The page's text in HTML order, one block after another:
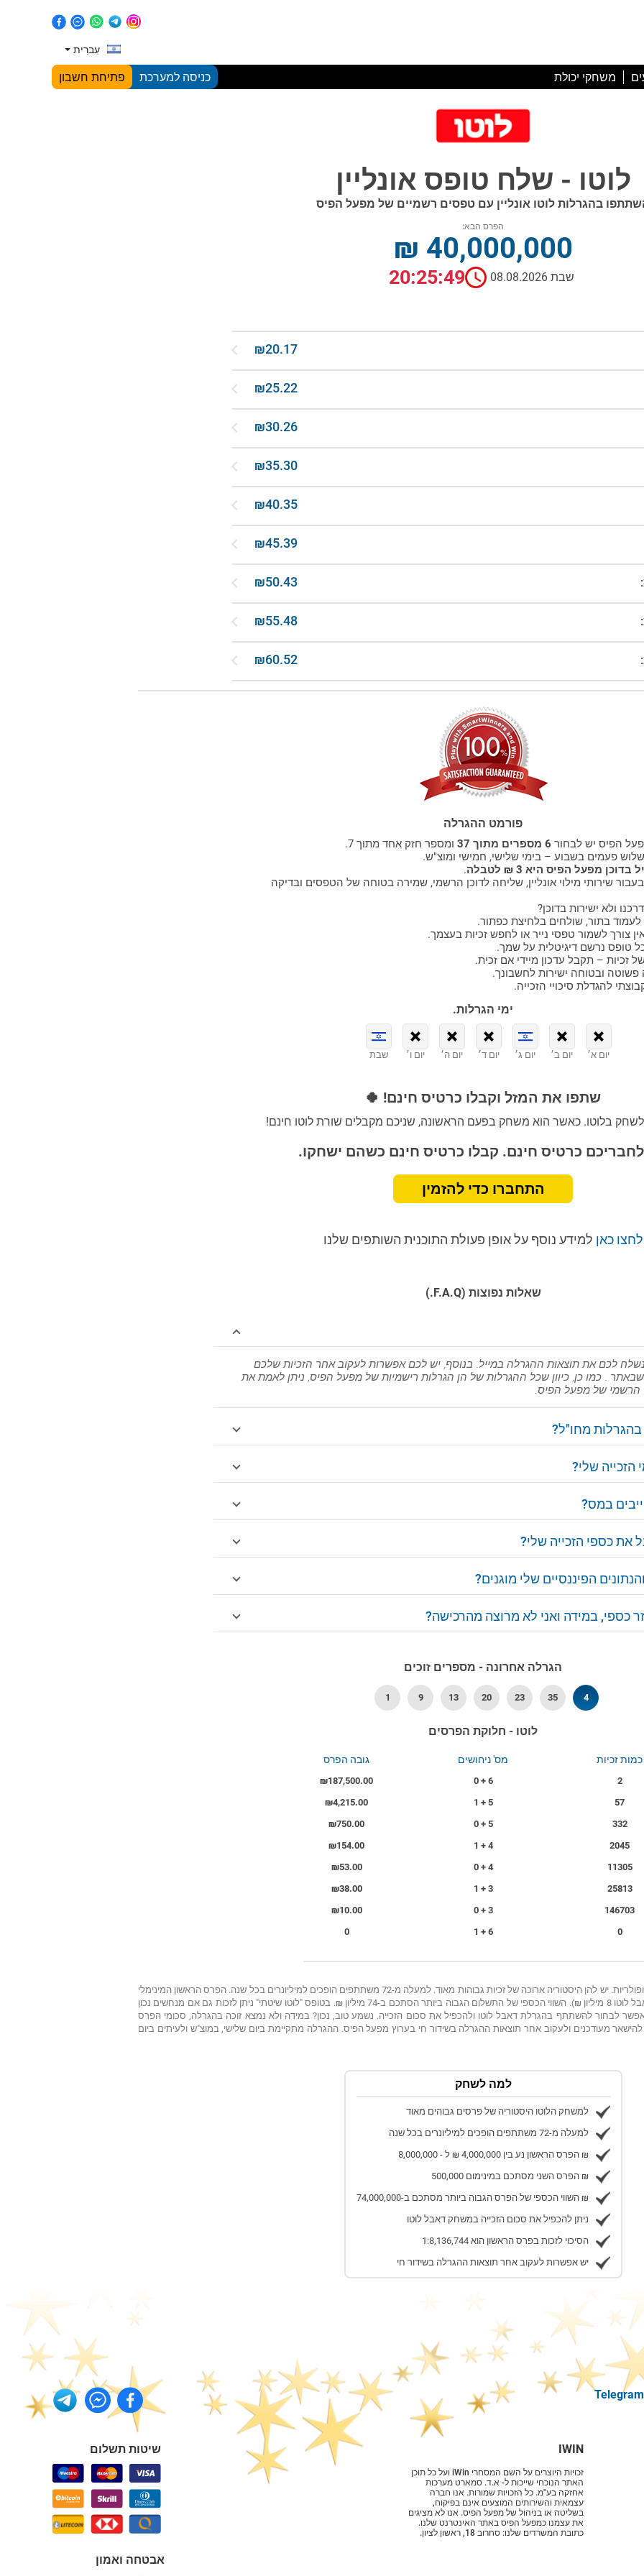
עִברִית
משחקי יכולת כניסה למערכת פתיחת חשבון
לוטו - שלח טופס אונליין
בהגרלות לוטו אונליין עם טפסים רשמיים של מפעל הפיס
הפרס הבא:
₪ 40,000,000
שבת 08.08.2026 20:25:48
₪20.17
₪25.22
₪30.26
₪35.30
₪40.35
₪45.39
₪50.43
₪55.48
₪60.52
₪90.78
₪121.04
₪151.30
₪181.56
₪186.61
פורמט ההגרלה
הפיס יש לבחור 6 מספרים מתוך 37
ומספר חזק אחד מתוך 7.
פעמים בשבוע – בימי שלישי, חמישי ומוצ"ש.
מפעל הפיס היא 3 ₪ לטבלה
.
שירותי מילוי אונליין, שליחה לדוכן הרשמי, שמירה בטוחה של הטפסים ובדיקה
ולא ישירות בדוכן?
לעמוד בתור, שולחים בלחיצת כפתור.
צורך לשמור טפסי נייר או לחפש זכיות בעצמך.
טופס נרשם דיגיטלית על שמך.
זכיות – תקבל עדכון מיידי אם זכית.
פשוטה ובטוחה ישירות לחשבונך.
להגדלת סיכויי הזכייה.
ימי הגרלות.
יום א׳ יום ב׳ יום ג׳ יום ד׳ יום ה׳ יום ו׳ שבת
שתפו את המזל וקבלו כרטיס חינם! 🍀
לשחק בלוטו. כאשר הוא משחק בפעם הראשונה, שניכם מקבלים שורת לוטו חינם!
לחבריכם כרטיס חינם. קבלו כרטיס חינם כשהם ישחקו.
התחברו כדי להזמין
לחצו כאן למידע נוסף על אופן פעולת התוכנית השותפים שלנו
שאלות נפוצות (F.A.Q.)
לכם את תוצאות ההגרלה במייל. בנוסף, יש לכם אפשרות לעקוב אחר הזכיות שלכם
. כמו כן, כיוון שכל ההגרלות של הן הגרלות רישמיות של מפעל הפיס, ניתן לאמת את
הרשמי של מפעל הפיס.
מחו"ל?
הזכייה שלי?
במס?
כספי הזכייה שלי?
הפיננסיים שלי מוגנים?
כספי, במידה ואני לא מרוצה מהרכישה?
הגרלה אחרונה - מספרים זוכים
1 9 13 20 23 35 4
לוטו - חלוקת הפרסים
כמות זכיות מס' ניחושים גובה הפרס
2
57
332
2045
11305
25813
146703
0
6 + 0
5 + 1
5 + 0
4 + 1
4 + 0
3 + 1
3 + 0
6 + 1
₪187,500.00
₪4,215.00
₪750.00
₪154.00
₪53.00
₪38.00
₪10.00
0
לא פלא שהגרלות הלוטו של מפעל הפיס כל כך פופולריות. יש להן היסטוריה ארוכה של זכיות גבוהות מאוד. למעלה מ-72 משתתפים הופכים למיליונרים בכל שנה. הפרס הראשון המינימלי
בו ניתן לזכות במשחק הלוטו הוא 4 מיליון ₪ (ובדאבל לוטו 8 מיליון ₪). השווי הכספי של התשלום הגבוה ביותר הסתכם ב-74 מיליון ₪. בטופס "לוטו שיטתי" ניתן לזכות גם אם מנחשים נכון
אפשר לבחור להשתתף בהגרלת דאבל לוטו ולהכפיל את סכום הזכייה. נשמע טוב, נכון? במידה ולא נמצא זוכה בהגרלה, סכומי הפרס
מעודכנים ולעקוב אחר תוצאות ההגרלה בשידור חי בערוץ מפעל הפיס. ההגרלה מתקיימת ביום שלישי, במוצ"ש ולעיתים ביום
למה לשחק
למשחק הלוטו היסטוריה של פרסים גבוהים מאוד
למעלה מ-72 משתתפים הופכים למיליונרים בכל שנה
הפרס הראשון נע בין 4,000,000 ₪ ל - 8,000,000 ₪
הפרס השני מסתכם במינימום 500,000 ₪
השווי הכספי של הפרס הגבוה ביותר מסתכם ב-74,000,000 ₪
ניתן להכפיל את סכום הזכייה במשחק דאבל לוטו
הסיכוי לזכות בפרס הראשון הוא 1:8,136,744
יש אפשרות לעקוב אחר תוצאות ההגרלה בשידור חי
IWIN
זכויות היוצרים על השם המסחרי iWin ועל כל תוכן
האתר הנוכחי שייכות ל- א.ד. סמארט מערכות
אחזקה בע"מ. כל הזכויות שמורות. אנו חברה
עצמאית והשירותים המוצעים אינם בפיקוח,
בשליטה או בניהול של מפעל הפיס. אנו לא מציגים
את עצמנו כמפעל הפיס באתר האינטרנט שלנו.
כתובת המשרדים שלנו: סחרוב 18, ראשון לציון.
שיטות תשלום
אבטחה ואמון